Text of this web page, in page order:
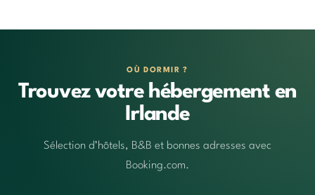
OÙ DORMIR ?
Trouvez votre hébergement en
Irlande
Sélection d’hôtels, B&B et bonnes adresses avec
Booking.com.